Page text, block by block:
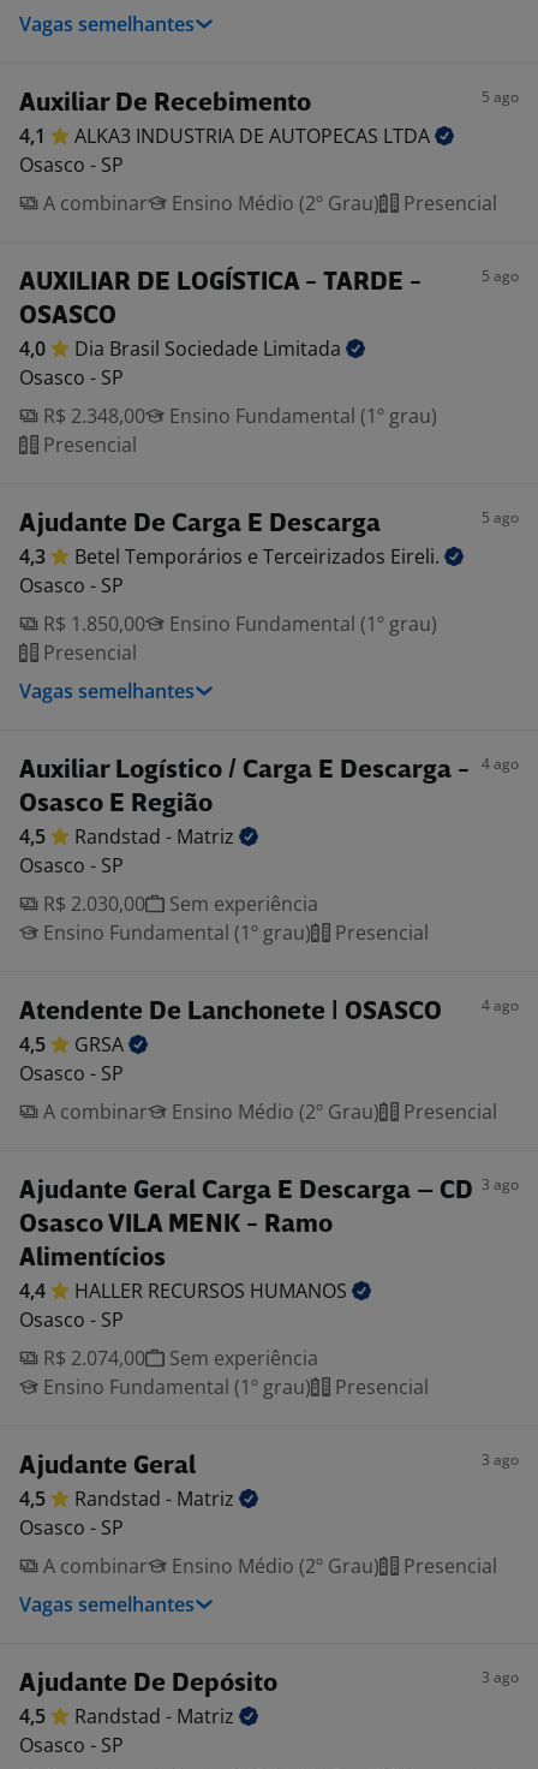
Vagas semelhantes
Auxiliar De Recebimento 5 ago
4,1 ALKA3 INDUSTRIA DE AUTOPECAS LTDA
Osasco - SP
A combinar
Ensino Médio (2º Grau) Presencial
AUXILIAR DE LOGÍSTICA - TARDE -
OSASCO
5 ago
4,0 Dia Brasil Sociedade Limitada
Osasco - SP
R$ 2.348,00
Ensino Fundamental (1º grau)
Presencial
Ajudante De Carga E Descarga 5 ago
4,3 Betel Temporários e Terceirizados Eireli.
Osasco - SP
R$ 1.850,00
Ensino Fundamental (1º grau)
Presencial
Vagas semelhantes
Auxiliar Logístico / Carga E Descarga -
Osasco E Região
4 ago
4,5 Randstad - Matriz
Osasco - SP
R$ 2.030,00
Sem experiência
Ensino Fundamental (1º grau)
Presencial
Atendente De Lanchonete | OSASCO 4 ago
4,5
GRSA
Osasco - SP
A combinar
Ensino Médio (2º Grau) Presencial
Ajudante Geral Carga E Descarga – CD
Osasco VILA MENK - Ramo
Alimentícios
3 ago
4,4 HALLER RECURSOS HUMANOS
Osasco - SP
R$ 2.074,00
Sem experiência
Ensino Fundamental (1º grau)
Presencial
Ajudante Geral 3 ago
4,5 Randstad - Matriz
Osasco - SP
A combinar
Ensino Médio (2º Grau)
Presencial
Vagas semelhantes
Ajudante De Depósito 3 ago
4,5 Randstad - Matriz
Osasco - SP